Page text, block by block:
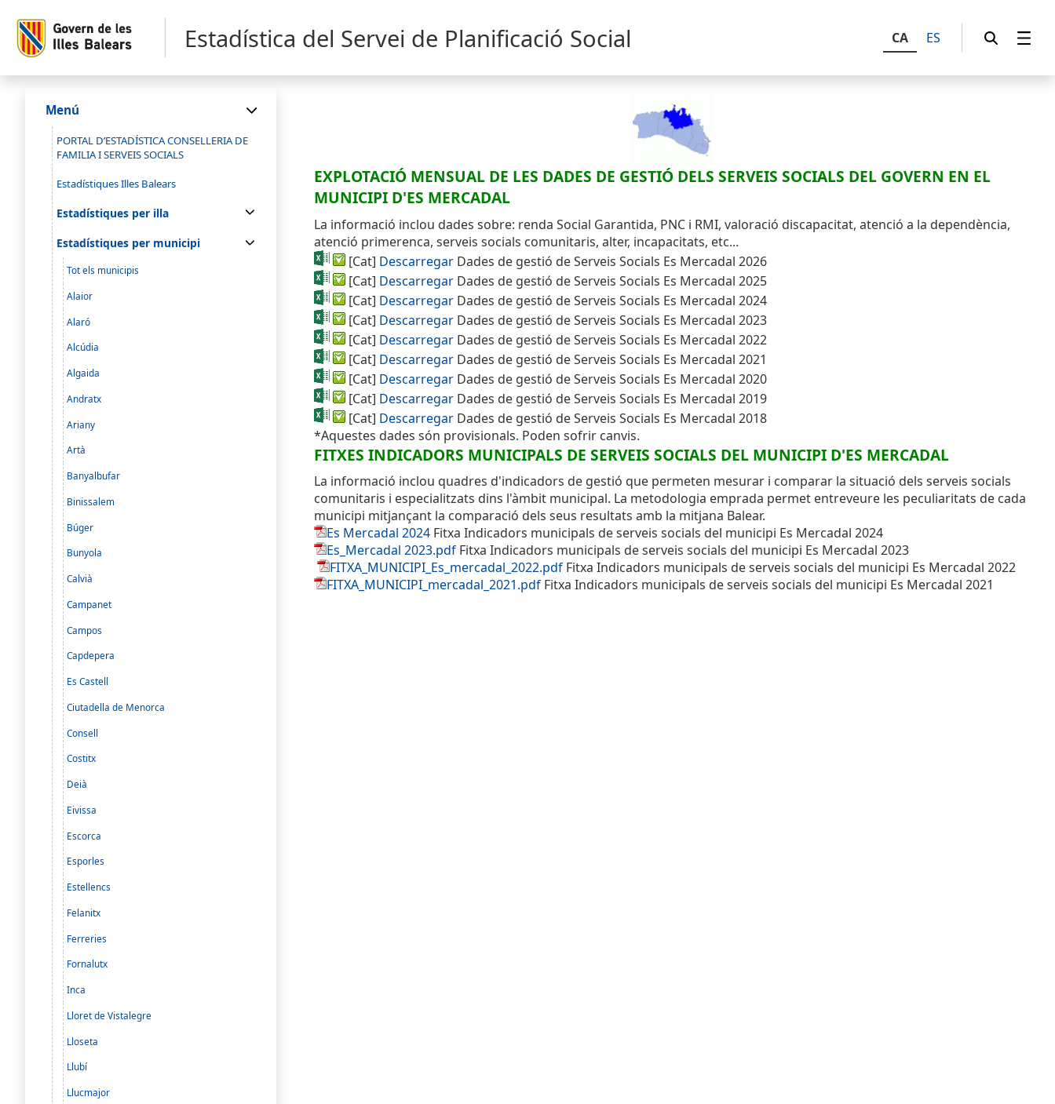
Estadística del Servei de Planificació Social CA ES
Menú
PORTAL D’ESTADÍSTICA CONSELLERIA DE
FAMILIA I SERVEIS SOCIALS
Estadístiques Illes Balears
Estadístiques per illa
Estadístiques per municipi
Tot els municipis
Alaior
Alaró
Alcúdia
Algaida
Andratx
Ariany
Artà
Banyalbufar
Binissalem
Búger
Bunyola
Calvià
Campanet
Campos
Capdepera
Es Castell
Ciutadella de Menorca
Consell
Costitx
Deià
Eivissa
Escorca
Esporles
Estellencs
Felanitx
Ferreries
Fornalutx
Inca
Lloret de Vistalegre
Lloseta
Llubí
Llucmajor
EXPLOTACIÓ MENSUAL DE LES DADES DE GESTIÓ DELS SERVEIS SOCIALS DEL GOVERN EN EL
MUNICIPI D'ES MERCADAL
La informació inclou dades sobre: renda Social Garantida, PNC i RMI, valoració discapacitat, atenció a la dependència,
atenció primerenca, serveis socials comunitaris, alter, incapacitats, etc...
[Cat] Descarregar Dades de gestió de Serveis Socials Es Mercadal 2026
[Cat] Descarregar Dades de gestió de Serveis Socials Es Mercadal 2025
[Cat] Descarregar Dades de gestió de Serveis Socials Es Mercadal 2024
[Cat] Descarregar Dades de gestió de Serveis Socials Es Mercadal 2023
[Cat] Descarregar Dades de gestió de Serveis Socials Es Mercadal 2022
[Cat] Descarregar Dades de gestió de Serveis Socials Es Mercadal 2021
[Cat] Descarregar Dades de gestió de Serveis Socials Es Mercadal 2020
[Cat] Descarregar Dades de gestió de Serveis Socials Es Mercadal 2019
[Cat] Descarregar Dades de gestió de Serveis Socials Es Mercadal 2018
*Aquestes dades són provisionals. Poden sofrir canvis.
FITXES INDICADORS MUNICIPALS DE SERVEIS SOCIALS DEL MUNICIPI D'ES MERCADAL
La informació inclou quadres d'indicadors de gestió que permeten mesurar i comparar la situació dels serveis socials
comunitaris i especialitzats dins l'àmbit municipal. La metodologia emprada permet entreveure les peculiaritats de cada
municipi mitjançant la comparació dels seus resultats amb la mitjana Balear.
Es Mercadal 2024 Fitxa Indicadors municipals de serveis socials del municipi Es Mercadal 2024
Es_Mercadal 2023.pdf Fitxa Indicadors municipals de serveis socials del municipi Es Mercadal 2023
FITXA_MUNICIPI_Es_mercadal_2022.pdf Fitxa Indicadors municipals de serveis socials del municipi Es Mercadal 2022
FITXA_MUNICIPI_mercadal_2021.pdf Fitxa Indicadors municipals de serveis socials del municipi Es Mercadal 2021